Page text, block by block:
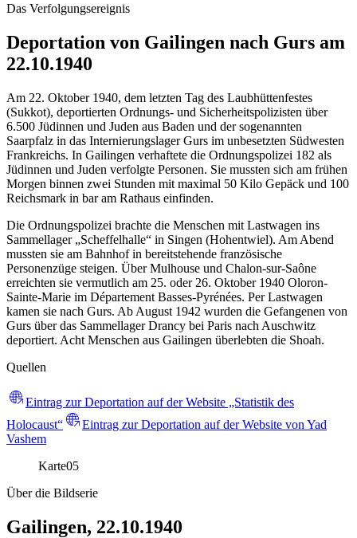
Das Verfolgungsereignis
Deportation von Gailingen nach Gurs am
22.10.1940
Am 22. Oktober 1940, dem letzten Tag des Laubhüttenfestes
(Sukkot), deportierten Ordnungs- und Sicherheitspolizisten über
6.500 Jüdinnen und Juden aus Baden und der sogenannten
Saarpfalz in das Internierungslager Gurs im unbesetzten Südwesten
Frankreichs. In Gailingen verhaftete die Ordnungspolizei 182 als
Jüdinnen und Juden verfolgte Personen. Sie mussten sich am frühen
Morgen binnen zwei Stunden mit maximal 50 Kilo Gepäck und 100
Reichsmark in bar am Rathaus einfinden.
Die Ordnungspolizei brachte die Menschen mit Lastwagen ins
Sammellager „Scheffelhalle“ in Singen (Hohentwiel). Am Abend
mussten sie am Bahnhof in bereitstehende französische
Personenzüge steigen. Über Mulhouse und Chalon-sur-Saône
erreichten sie vermutlich am 25. oder 26. Oktober 1940 Oloron-
Sainte-Marie im Département Basses-Pyrénées. Per Lastwagen
kamen sie nach Gurs. Ab August 1942 wurden die Gefangenen von
Gurs über das Sammellager Drancy bei Paris nach Auschwitz
deportiert. Acht Menschen aus Gailingen überlebten die Shoah.
Quellen
Eintrag zur Deportation auf der Website „Statistik des
Holocaust“
Eintrag zur Deportation auf der Website von Yad
Vashem
Karte05
Über die Bildserie
Gailingen, 22.10.1940